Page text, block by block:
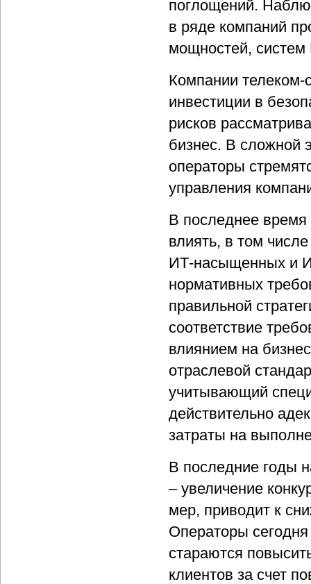
поглощений.
в ряде компаний
мощностей,
Компании телеком-
инвестиции в
рисков
бизнес. В сложной
операторы
управления
В последнее время
влиять, в том
ИТ-насыщенных и
нормативных
правильной
соответствие
влиянием на
отраслевой
учитывающий
действительно
затраты на
В последние годы
– увеличение
мер, приводит к
Операторы
стараются
клиентов за счет